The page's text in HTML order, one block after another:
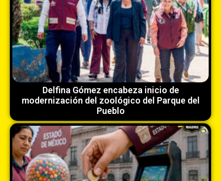
Delfina Gómez encabeza inicio de
modernización del zoológico del Parque del
Pueblo